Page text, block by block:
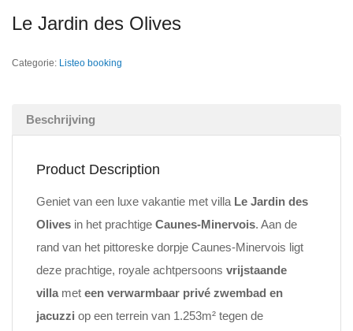
Le Jardin des Olives
Categorie: Listeo booking
Beschrijving
Product Description
Geniet van een luxe vakantie met villa Le Jardin des
Olives in het prachtige Caunes-Minervois. Aan de
rand van het pittoreske dorpje Caunes-Minervois ligt
deze prachtige, royale achtpersoons vrijstaande
villa met een verwarmbaar privé zwembad en
jacuzzi op een terrein van 1.253m² tegen de